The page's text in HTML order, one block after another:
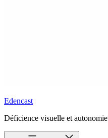
Edencast
Déficience visuelle et autonomie